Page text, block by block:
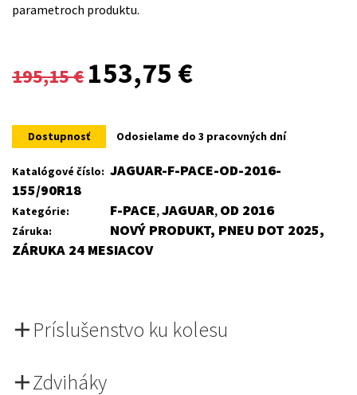
parametroch produktu.
195,15€
Original
was:
195,15 €.
153,75 €
is:
153,75 €.
Dostupnosť Odosielame do 3 pracovných dní
Katalógové číslo: JAGUAR-F-PACE-OD-2016-
155/90R18
Kategórie: F-PACE,JAGUAR, OD 2016
Záruka:
NOVÝ PRODUKT, PNEU DOT 2025,
ZÁRUKA 24 MESIACOV
Príslušenstvo ku kolesu
Zdviháky